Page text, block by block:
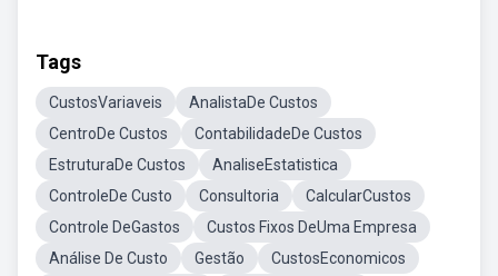
Tags
CustosVariaveis
AnalistaDe Custos
CentroDe Custos
ContabilidadeDe Custos
EstruturaDe Custos
AnaliseEstatistica
ControleDe Custo
Consultoria
CalcularCustos
Controle DeGastos
Custos Fixos DeUma Empresa
Análise De Custo
Gestão CustosEconomicos